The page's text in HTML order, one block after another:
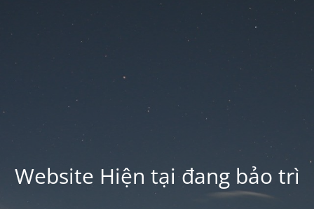
Website Hiện tại đang bảo trì